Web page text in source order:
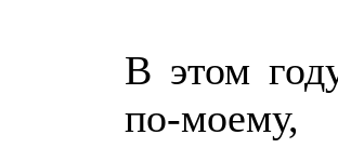
В этом
по-